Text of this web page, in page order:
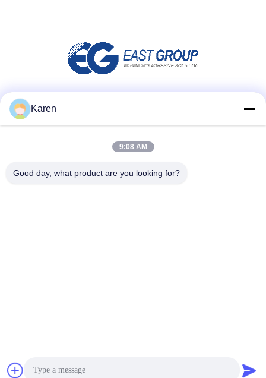
Προμηθευτής. 2022-2026 Wuxi East Group Trading Co.,Ltd Όλα.
Όλα τα δικαιώματα διατηρούνται.
Karen
9:08 AM
Good day, what product are you looking for?